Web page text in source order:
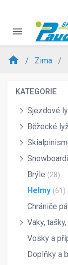
menu
home Zima
KATEGORIE
Sjezdové
Běžecké
Brýle (28)
Helmy (61)
Chrániče
Vaky,
Vosky a
Doplňky a